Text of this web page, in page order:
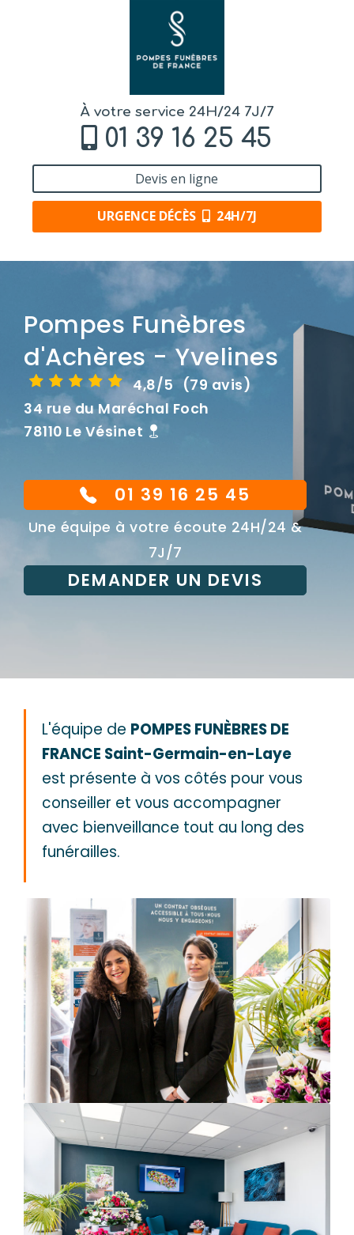
À votre service 24H/24 7J/7
01 39 16 25 45
Devis en ligne
URGENCE DÉCÈS 24H/7J
Pompes Funèbres
d'Achères - Yvelines
4,8/5 (79 avis)
34 rue du Maréchal Foch
78110 Le Vésinet
01 39 16 25 45
Une équipe à votre écoute 24H/24 &
7J/7
DEMANDER UN DEVIS
L'équipe de POMPES FUNÈBRES DE
FRANCE Saint-Germain-en-Laye
est présente à vos côtés pour vous
conseiller et vous accompagner
avec bienveillance tout au long des
funérailles.